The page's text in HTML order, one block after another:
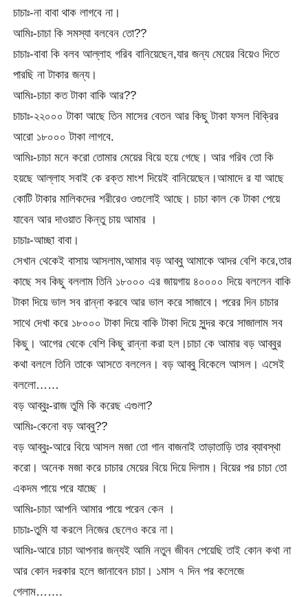
চাচাঃ-না বাবা থাক লাগবে না।
আমিঃ-চাচা কি সমস্যা বলবেন তো??
চাচাঃ-বাবা কি বলব আল্লাহ গরিব বানিয়েছেন,যার জন্য মেয়ের বিয়েও দিতে
পারছি না টাকার জন্য।
আমিঃ-চাচা কত টাকা বাকি আর??
চাচাঃ-২২০০০ টাকা আছে তিন মাসের বেতন আর কিছু টাকা ফসল বিক্রির
আরো ১৮০০০ টাকা লাগবে.
আমিঃ-চাচা মনে করো তোমার মেয়ের বিয়ে হয়ে গেছে। আর গরিব তো কি
হয়ছে আল্লাহ সবাই কে রক্ত মাংশ দিয়েই বানিয়েছেন।আমাদে র যা আছে
কোটি টাকার মালিকদের শরীরেও ওগুলোই আছে। চাচা কাল কে টাকা পেয়ে
যাবেন আর দাওয়াত কিন্তু চায় আমার ।
চাচাঃ-আচ্ছা বাবা।
সেখান থেকেই বাসায় আসলাম,আমার বড় আব্বু আমাকে আদর বেশি করে,তার
কাছে সব কিছু বললাম তিনি ১৮০০০ এর জায়গায় ৪০০০০ দিয়ে বললেন বাকি
টাকা দিয়ে ভাল সব রান্না করবে আর ভাল করে সাজাবে। পরের দিন চাচার
সাথে দেখা করে ১৮০০০ টাকা দিয়ে বাকি টাকা দিয়ে সুন্দর করে সাজালাম সব
কিছু। আগের থেকে বেশি কিছু রান্না করা হল।চাচা কে আমার বড় আব্বুর
কথা বললে তিনি তাকে আসতে বললেন। বড় আব্বু বিকেলে আসল। এসেই
বললো……
বড় আব্বুঃ-রাজ তুমি কি করেছ এগুলা?
আমিঃ-কেনো বড় আব্বু??
বড় আব্বুঃ-আরে বিয়ে আসল মজা তো গান বাজনাই তাড়াতাড়ি তার ব্যাবস্থা
করো। অনেক মজা করে চাচার মেয়ের বিয়ে দিয়ে দিলাম। বিয়ের পর চাচা তো
একদম পায়ে পরে যাচ্ছে ।
আমিঃ-চাচা আপনি আমার পায়ে পরেন কেন ।
চাচাঃ-তুমি যা করলে নিজের ছেলেও করে না।
আমিঃ-আরে চাচা আপনার জন্যই আমি নতুন জীবন পেয়েছি তাই কোন কথা না
আর কোন দরকার হলে জানাবেন চাচা। ১মাস ৭ দিন পর কলেজে
গেলাম…….